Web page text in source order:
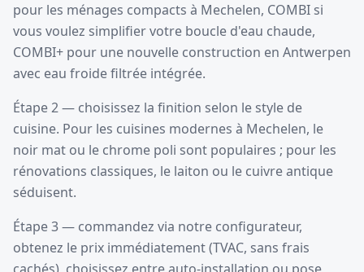
pour les ménages compacts à Mechelen, COMBI si
vous voulez simplifier votre boucle d'eau chaude,
COMBI+ pour une nouvelle construction en Antwerpen
avec eau froide filtrée intégrée.
Étape 2 — choisissez la finition selon le style de
cuisine. Pour les cuisines modernes à Mechelen, le
noir mat ou le chrome poli sont populaires ; pour les
rénovations classiques, le laiton ou le cuivre antique
séduisent.
Étape 3 — commandez via notre configurateur,
obtenez le prix immédiatement (TVAC, sans frais